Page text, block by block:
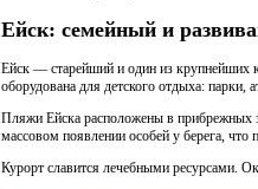
Ейск: семейный и
Ейск — старейший и один из крупнейших
оборудована для детского отдыха: парки,
Пляжи Ейска расположены в прибрежных
массовом появлении особей у берега,
Курорт славится лечебными ресурсами.